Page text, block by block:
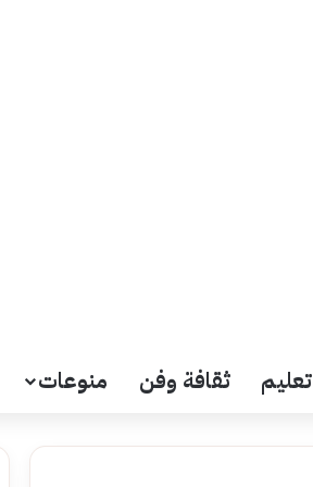
تعليم ثقافة وفن منوعات